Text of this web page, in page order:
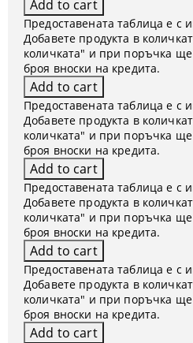
Предоставената таблица е с
Добавете продукта в
количката" и при поръчка
броя вноски на кредита.
Предоставената таблица е с
Добавете продукта в
количката" и при поръчка
броя вноски на кредита.
Предоставената таблица е с
Добавете продукта в
количката" и при поръчка
броя вноски на кредита.
Предоставената таблица е с
Добавете продукта в
количката" и при поръчка
броя вноски на кредита.